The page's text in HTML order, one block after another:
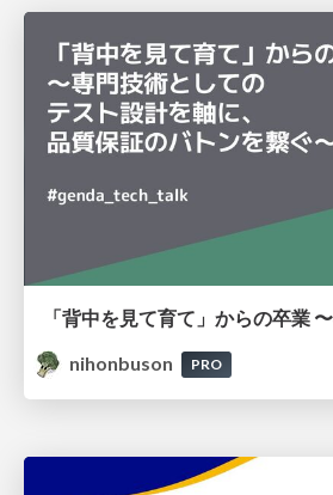
nihonbuson
PRO